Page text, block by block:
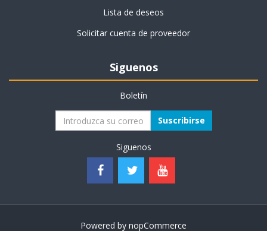
Lista de deseos
Solicitar cuenta de proveedor
Siguenos
Boletín
Suscribirse
Siguenos
Powered by nopCommerce